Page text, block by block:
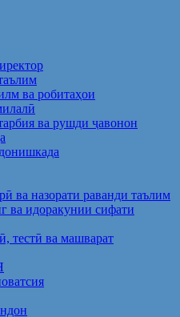
ва робитаҳои
ва рушди ҷавонон
ва назорати раванди таълим
ва идоракунии сифати
тестӣ ва машварат